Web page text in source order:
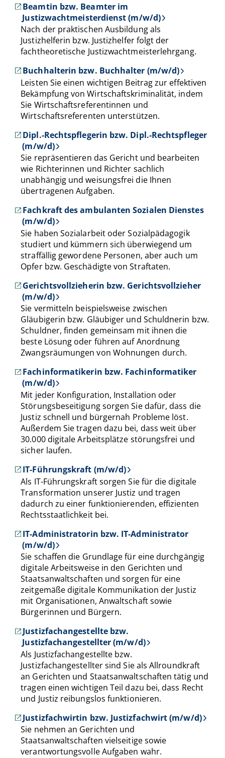
Beamtin bzw. Beamter im
Justizwachtmeisterdienst (m/w/d)
Nach der praktischen Ausbildung als
Justizhelferin bzw. Justizhelfer folgt der
fachtheoretische Justizwachtmeisterlehrgang.
Buchhalterin bzw. Buchhalter (m/w/d)
Leisten Sie einen wichtigen Beitrag zur effektiven
Bekämpfung von Wirtschaftskriminalität, indem
Sie Wirtschaftsreferentinnen und
Wirtschaftsreferenten unterstützen.
Dipl.-Rechtspflegerin bzw. Dipl.-Rechtspfleger
(m/w/d)
Sie repräsentieren das Gericht und bearbeiten
wie Richterinnen und Richter sachlich
unabhängig und weisungsfrei die Ihnen
übertragenen Aufgaben.
Fachkraft des ambulanten Sozialen Dienstes
(m/w/d)
Sie haben Sozialarbeit oder Sozialpädagogik
studiert und kümmern sich überwiegend um
straffällig gewordene Personen, aber auch um
Opfer bzw. Geschädigte von Straftaten.
Gerichtsvollzieherin bzw. Gerichtsvollzieher
(m/w/d)
Sie vermitteln beispielsweise zwischen
Gläubigerin bzw. Gläubiger und Schuldnerin bzw.
Schuldner, finden gemeinsam mit ihnen die
beste Lösung oder führen auf Anordnung
Zwangsräumungen von Wohnungen durch.
Fachinformatikerin bzw. Fachinformatiker
(m/w/d)
Mit jeder Konfiguration, Installation oder
Störungsbeseitigung sorgen Sie dafür, dass die
Justiz schnell und bürgernah Probleme löst.
Außerdem Sie tragen dazu bei, dass weit über
30.000 digitale Arbeitsplätze störungsfrei und
sicher laufen.
IT-Führungskraft (m/w/d)
Als IT-Führungskraft sorgen Sie für die digitale
Transformation unserer Justiz und tragen
dadurch zu einer funktionierenden, effizienten
Rechtsstaatlichkeit bei.
IT-Administratorin bzw. IT-Administrator
(m/w/d)
Sie schaffen die Grundlage für eine durchgängig
digitale Arbeitsweise in den Gerichten und
Staatsanwaltschaften und sorgen für eine
zeitgemäße digitale Kommunikation der Justiz
mit Organisationen, Anwaltschaft sowie
Bürgerinnen und Bürgern.
Justizfachangestellte bzw.
Justizfachangestellter (m/w/d)
Als Justizfachangestellte bzw.
Justizfachangestellter sind Sie als Allroundkraft
an Gerichten und Staatsanwaltschaften tätig und
tragen einen wichtigen Teil dazu bei, dass Recht
und Justiz reibungslos funktionieren.
Justizfachwirtin bzw. Justizfachwirt (m/w/d)
Sie nehmen an Gerichten und
Staatsanwaltschaften vielseitige sowie
verantwortungsvolle Aufgaben wahr.